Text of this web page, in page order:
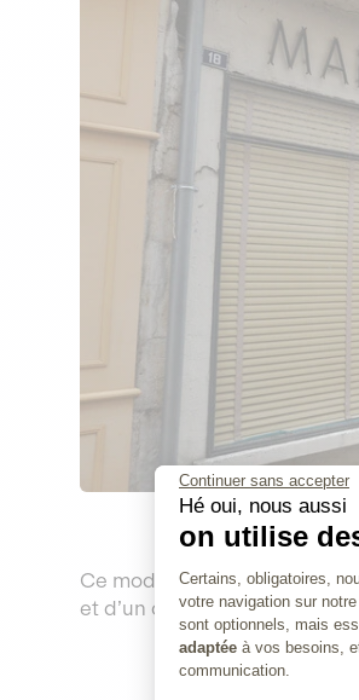
Ce modèle unique permet
et d’un objectif commun :
Continuer sans accepter
Hé oui, nous aussi
on utilise
Plateforme
Certains, obligatoires,
votre navigation sur
sont optionnels, mais
adaptée à vos besoins,
communication.